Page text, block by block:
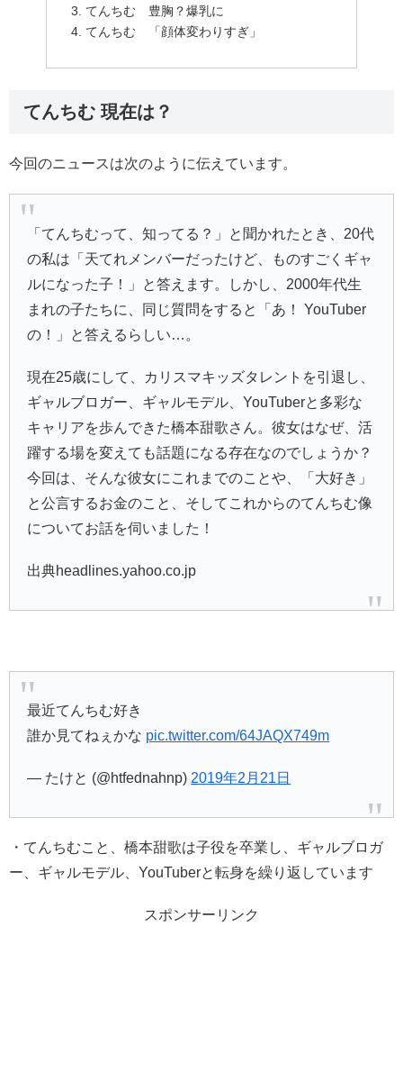
てんちむ 豊胸？爆乳に
てんちむ 「顔体変わりすぎ」
てんちむ 現在は？
今回のニュースは次のように伝えています。
「 てんちむって、知ってる？」と聞かれたとき、20代
の私は「天てれメンバーだったけど、ものすごくギャ
ルになった子！」と答えます。しかし、2000年代生
まれの子たちに、同じ質問をすると「あ！ YouTuber
の！」と答えるらしい…。
現在25歳にして、カリスマキッズタレントを引退し、
ギャルブロガー、ギャルモデル、YouTuberと多彩な
キャリアを歩んできた橋本甜歌さん。彼女はなぜ、活
躍する場を変えても話題になる存在なのでしょうか？
今回は、そんな彼女にこれまでのことや、「大好き」
と公言するお金のこと、そしてこれからのてんちむ像
についてお話を伺いました！
出典headlines.yahoo.co.jp
最近てんちむ好き
誰か見てねぇかな pic.twitter.com/64JAQX749m
— たけと (@htfednahnp) 2019年2月21日
・てんちむこと、 橋本甜歌は子役を卒業し、ギャルブロガ
ー、ギャルモデル、YouTuberと転身を繰り返しています
スポンサーリンク